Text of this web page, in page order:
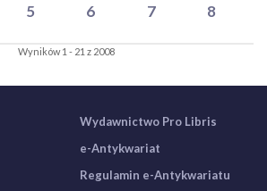
5 6 7 8
Wyników 1 - 21 z 2008
Wydawnictwo Pro Libris
e-Antykwariat
Regulamin e-Antykwariatu